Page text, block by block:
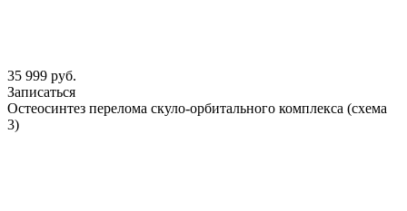
35 999 руб.
Записаться
Остеосинтез перелома скуло-орбитального комплекса (схема
3)